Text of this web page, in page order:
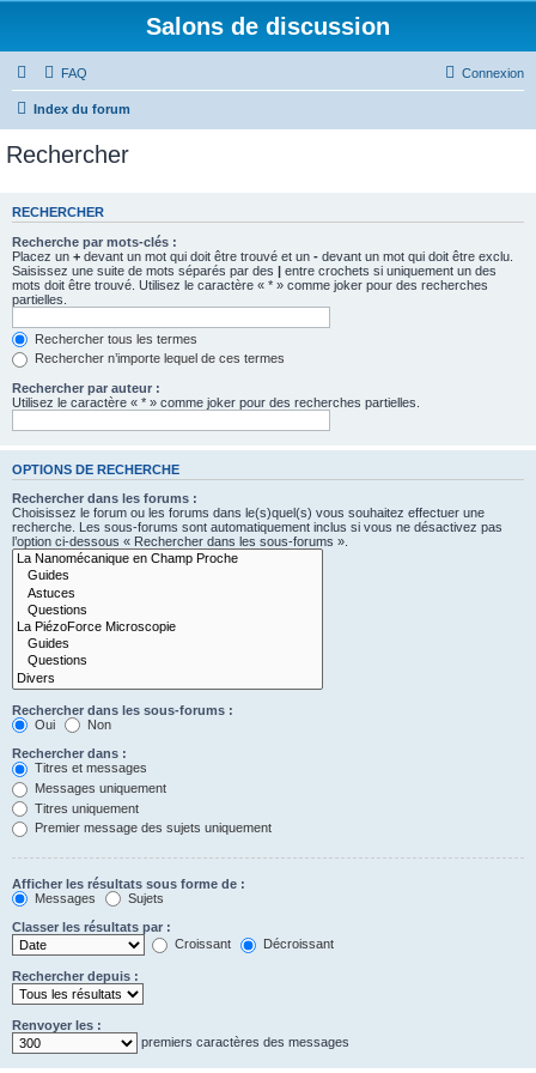
Salons de discussion
FAQ Connexion
Index du forum
Rechercher
RECHERCHER
Recherche par mots-clés :
Placez un + devant un mot qui doit être trouvé et un - devant un mot qui doit être exclu.
Saisissez une suite de mots séparés par des | entre crochets si uniquement un des
mots doit être trouvé. Utilisez le caractère « * » comme joker pour des recherches
partielles.
Rechercher tous les termes
Rechercher n’importe lequel de ces termes
Rechercher par auteur :
Utilisez le caractère « * » comme joker pour des recherches partielles.
OPTIONS DE RECHERCHE
Rechercher dans les forums :
Choisissez le forum ou les forums dans le(s)quel(s) vous souhaitez effectuer une
recherche. Les sous-forums sont automatiquement inclus si vous ne désactivez pas
l’option ci-dessous « Rechercher dans les sous-forums ».
Rechercher dans les sous-forums :
Oui
Non
Rechercher dans :
Titres et messages
Messages uniquement
Titres uniquement
Premier message des sujets uniquement
Afficher les résultats sous forme de :
Messages
Sujets
Classer les résultats par :
Croissant
Décroissant
Rechercher depuis :
Renvoyer les :
premiers caractères des messages